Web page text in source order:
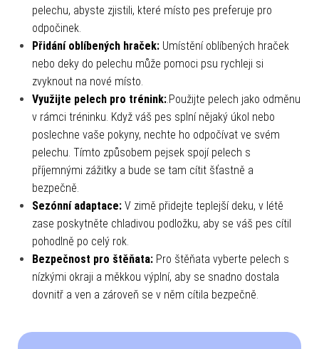
pelechu, abyste zjistili, které místo pes preferuje pro
odpočinek.
Přidání oblíbených hraček: Umístění oblíbených hraček
nebo deky do pelechu může pomoci psu rychleji si
zvyknout na nové místo.
Využijte pelech pro trénink:.Použijte pelech jako odměnu
v rámci tréninku. Když váš pes splní nějaký úkol nebo
poslechne vaše pokyny, nechte ho odpočívat ve svém
pelechu. Tímto způsobem pejsek spojí pelech s
příjemnými zážitky a bude se tam cítit šťastně a
bezpečně.
Sezónní adaptace: V zimě přidejte teplejší deku, v létě
zase poskytněte chladivou podložku, aby se váš pes cítil
pohodlně po celý rok.
Bezpečnost pro štěňata: Pro štěňata vyberte pelech s
nízkými okraji a měkkou výplní, aby se snadno dostala
dovnitř a ven a zároveň se v něm cítila bezpečně.